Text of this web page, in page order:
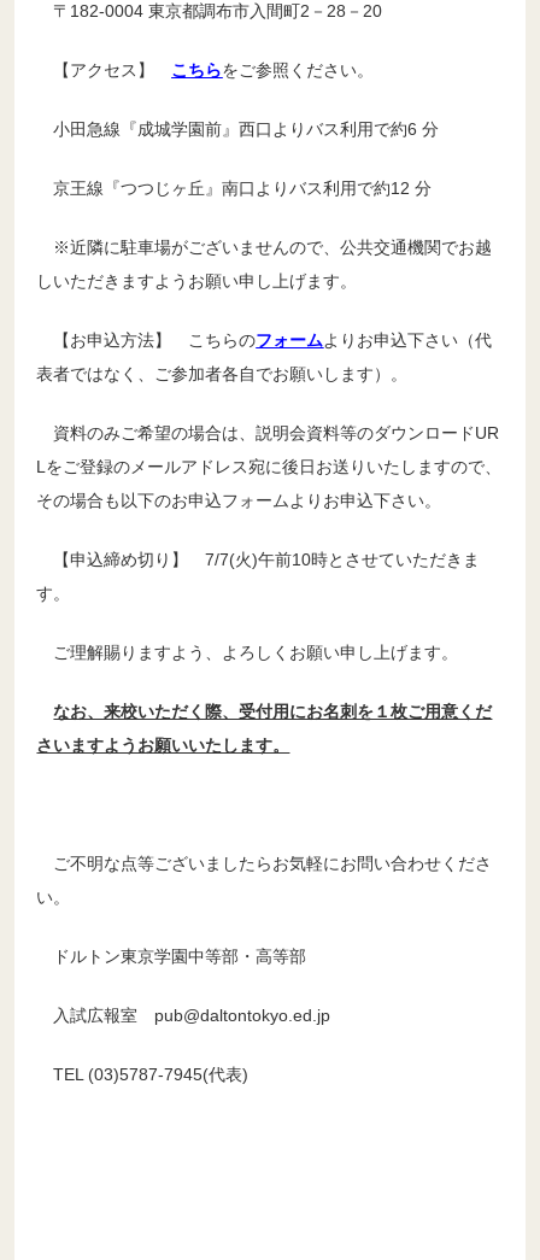
〒182-0004 東京都調布市入間町2－28－20
【アクセス】 こちらをご参照ください。
⼩⽥急線『成城学園前』⻄⼝よりバス利⽤で約6 分
京王線『つつじヶ丘』南⼝よりバス利⽤で約12 分
※近隣に駐⾞場がございませんので、公共交通機関でお越
しいただきますようお願い申し上げます。
【お申込方法】 こちらのフォームよりお申込下さい（代
表者ではなく、ご参加者各自でお願いします）。
資料のみご希望の場合は、説明会資料等のダウンロードUR
Lをご登録のメールアドレス宛に後日お送りいたしますので、
その場合も以下のお申込フォームよりお申込下さい。
【申込締め切り】 7/7(火)午前10時とさせていただきま
す。
ご理解賜りますよう、よろしくお願い申し上げます。
なお、来校いただく際、受付用にお名刺を１枚ご用意くだ
さいますようお願いいたします。
ご不明な点等ございましたらお気軽にお問い合わせくださ
い。
ドルトン東京学園中等部・高等部
入試広報室 pub@daltontokyo.ed.jp
TEL (03)5787-7945(代表)